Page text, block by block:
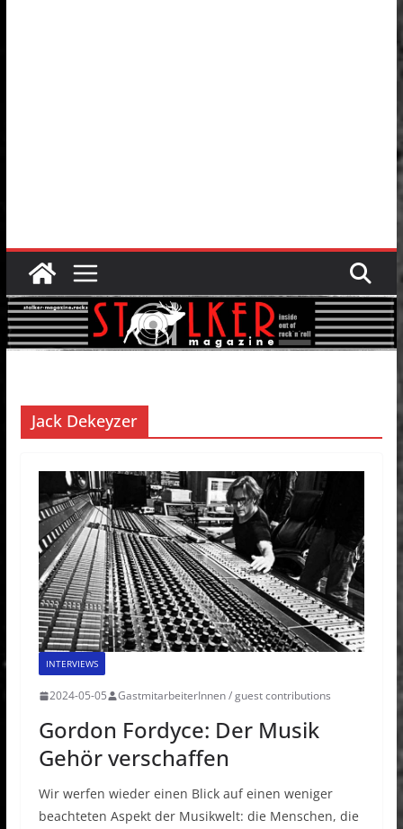
Jack Dekeyzer
INTERVIEWS
2024-05-05 GastmitarbeiterInnen / guest contributions
Gordon Fordyce: Der Musik
Gehör verschaffen
Wir werfen wieder einen Blick auf einen weniger
beachteten Aspekt der Musikwelt: die Menschen, die